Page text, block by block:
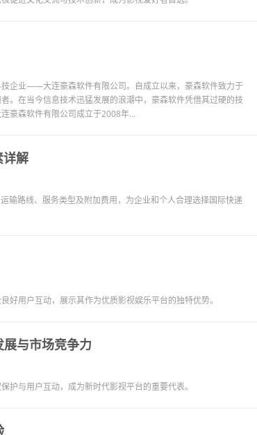
企业——大连豪森软件有限公司。自成立以来，豪森软件致力于
。在当今信息技术迅猛发展的浪潮中，豪森软件凭借其过硬的技
豪森软件有限公司成立于2008年...
详解
输路线、服务类型及附加费用，为企业和个人合理选择国际快递
用户互动，展示其作为优质影视娱乐平台的独特优势。
与市场竞争力
护与用户互动，成为新时代影视平台的重要代表。